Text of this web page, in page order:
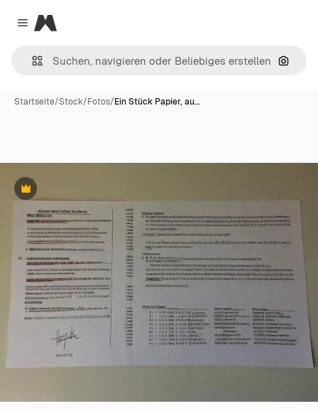
Close menu
Magnific
Nach
Startseite/Stock/Fotos/Ein Stück Papier, au…
Premium